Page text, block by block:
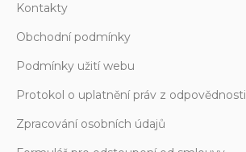
Kontakty
Obchodní podmínky
Podmínky užití webu
Protokol o uplatnění práv z
Zpracování osobních údajů